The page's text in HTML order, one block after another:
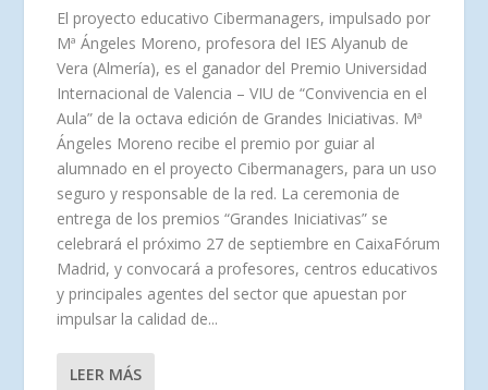
El proyecto educativo Cibermanagers, impulsado por
Mª Ángeles Moreno, profesora del IES Alyanub de
Vera (Almería), es el ganador del Premio Universidad
Internacional de Valencia – VIU de “Convivencia en el
Aula” de la octava edición de Grandes Iniciativas. Mª
Ángeles Moreno recibe el premio por guiar al
alumnado en el proyecto Cibermanagers, para un uso
seguro y responsable de la red. La ceremonia de
entrega de los premios “Grandes Iniciativas” se
celebrará el próximo 27 de septiembre en CaixaFórum
Madrid, y convocará a profesores, centros educativos
y principales agentes del sector que apuestan por
impulsar la calidad de...
LEER MÁS